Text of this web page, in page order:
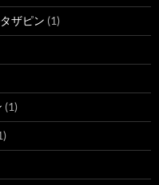
ザピン (1)
(1)